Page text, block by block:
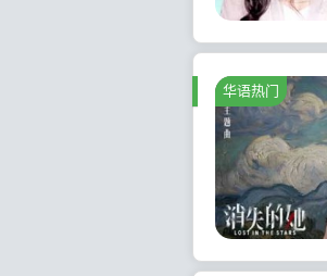
华语热门